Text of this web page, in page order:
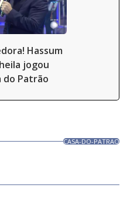
Hassum
jogou
do Patrão
CASA-DO-PATRAO